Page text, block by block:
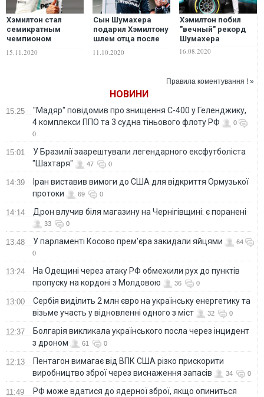
Хэмилтон стал
семикратным
чемпионом
догнал Шумахера
15.11.2020
Сын Шумахера
подарил Хэмилтону
шлем отца после
британца. ВИДЕО
11.10.2020
Хэмилтон побил
"вечный" рекорд
Шумахера
16.08.2020
Правила коментування ! »
НОВИНИ
15:25
"Мадяр" повідомив про знищення С-400 у Геленджику,
4 комплекси ППО та 3 судна тіньового флоту РФ
0
0
15:01
У Бразилії заарештували легендарного ексфутболіста
"Шахтаря"
47 0
14:39
Іран виставив вимоги до США для відкриття Ормузької
протоки
69 0
14:14 Дрон влучив біля магазину на Чернігівщині: є поранені
33 0
13:48 У парламенті Косово прем'єра закидали яйцями
64
0
13:24
На Одещині через атаку РФ обмежили рух до пунктів
пропуску на кордоні з Молдовою
36 0
13:00
Сербія виділить 2 млн євро на українську енергетику та
візьме участь у відновленні одного з міст
32 0
12:37
Болгарія викликала українського посла через інцидент
з дроном
61 0
12:13
Пентагон вимагає від ВПК США різко прискорити
виробництво зброї через виснаження запасів
34 0
11:49
РФ може вдатися до ядерної зброї, якщо опиниться